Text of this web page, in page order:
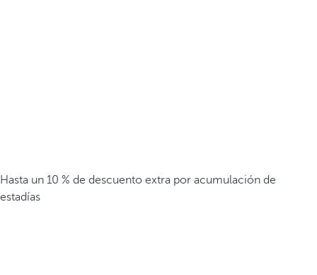
Hasta un 10 % de descuento extra por acumulación de
estadías